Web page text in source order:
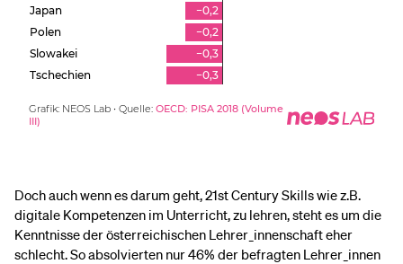
Doch auch wenn es darum geht, 21st Century Skills wie z.B.
digitale Kompetenzen im Unterricht, zu lehren, steht es um die
Kenntnisse der österreichischen Lehrer_innenschaft eher
schlecht. So absolvierten nur 46% der befragten Lehrer_innen